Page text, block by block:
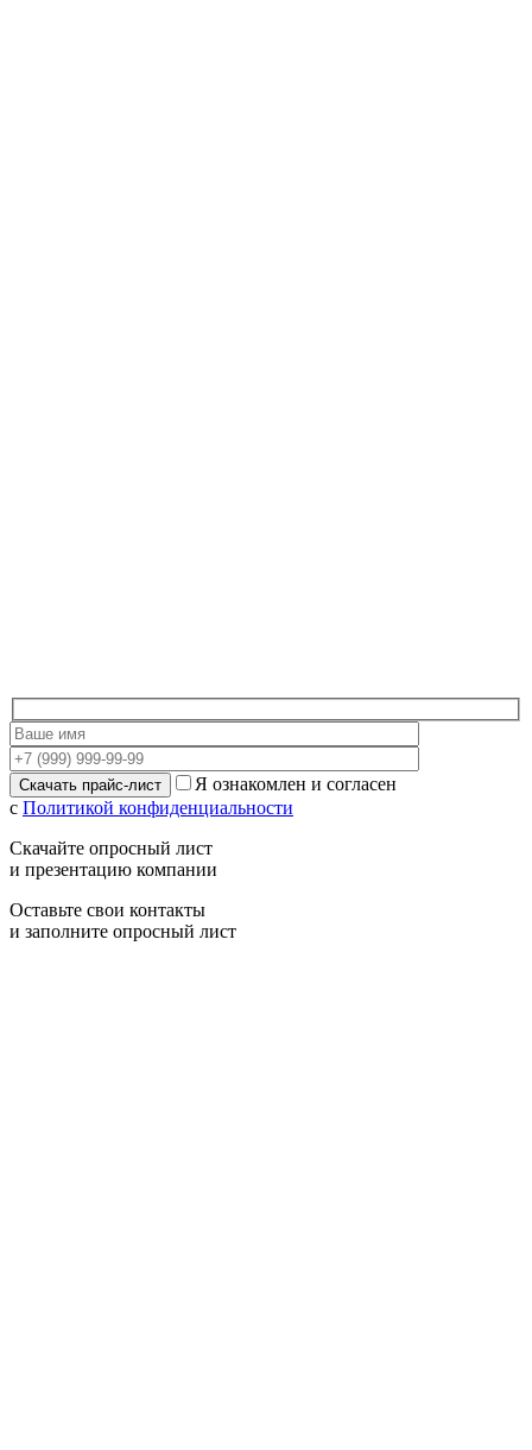
Я ознакомлен и согласен
с Политикой конфиденциальности
Скачайте опросный лист
и презентацию компании
Оставьте свои контакты
и заполните опросный лист